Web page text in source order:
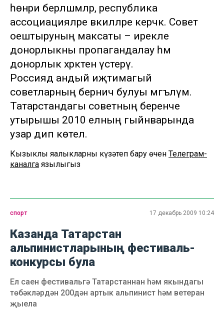
һөнәри берләшмәләр, республика
ассоциацияләре вәкилләре керәчәк. Совет
оештыруның максаты – ирекле
донорлыкны пропагандалау һәм
донорлык хәрәкәтен үстерү.
Россиядә андый иҗтимагый
советларның берничә булуы мәгълүм.
Татарстандагы советның беренче
утырышы 2010 елның гыйнварында
узар дип көтелә.
Кызыклы яңалыкларны күзәтеп бару өчен Телеграм-
каналга язылыгыз
спорт 17 декабрь 2009 10:24
Казанда Татарстан
альпинистларының фестиваль-
конкурсы була
Ел саен фестивальгә Татарстаннан һәм якындагы
төбәкләрдән 200дән артык альпинист һәм ветеран
җыела